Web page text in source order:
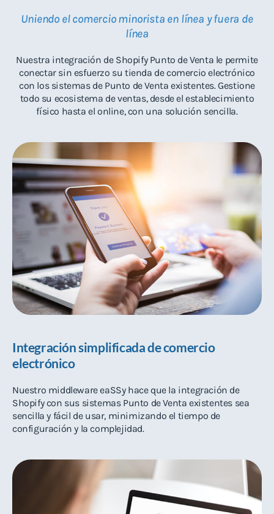
Uniendo el comercio minorista en línea y fuera de
línea
Nuestra integración de Shopify Punto de Venta le permite
conectar sin esfuerzo su tienda de comercio electrónico
con los sistemas de Punto de Venta existentes. Gestione
todo su ecosistema de ventas, desde el establecimiento
físico hasta el online, con una solución sencilla.
Integración simplificada de comercio
electrónico
Nuestro middleware eaSSy hace que la integración de
Shopify con sus sistemas Punto de Venta existentes sea
sencilla y fácil de usar, minimizando el tiempo de
configuración y la complejidad.